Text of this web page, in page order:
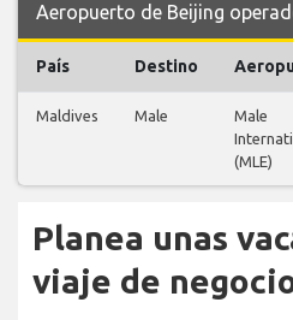
Aeropuerto de Beijing
País Destino
Maldives Male
Male
(MLE)
Planea unas
viaje de